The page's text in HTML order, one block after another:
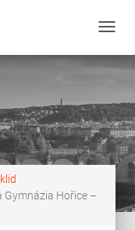
Gymnázia Hořice –